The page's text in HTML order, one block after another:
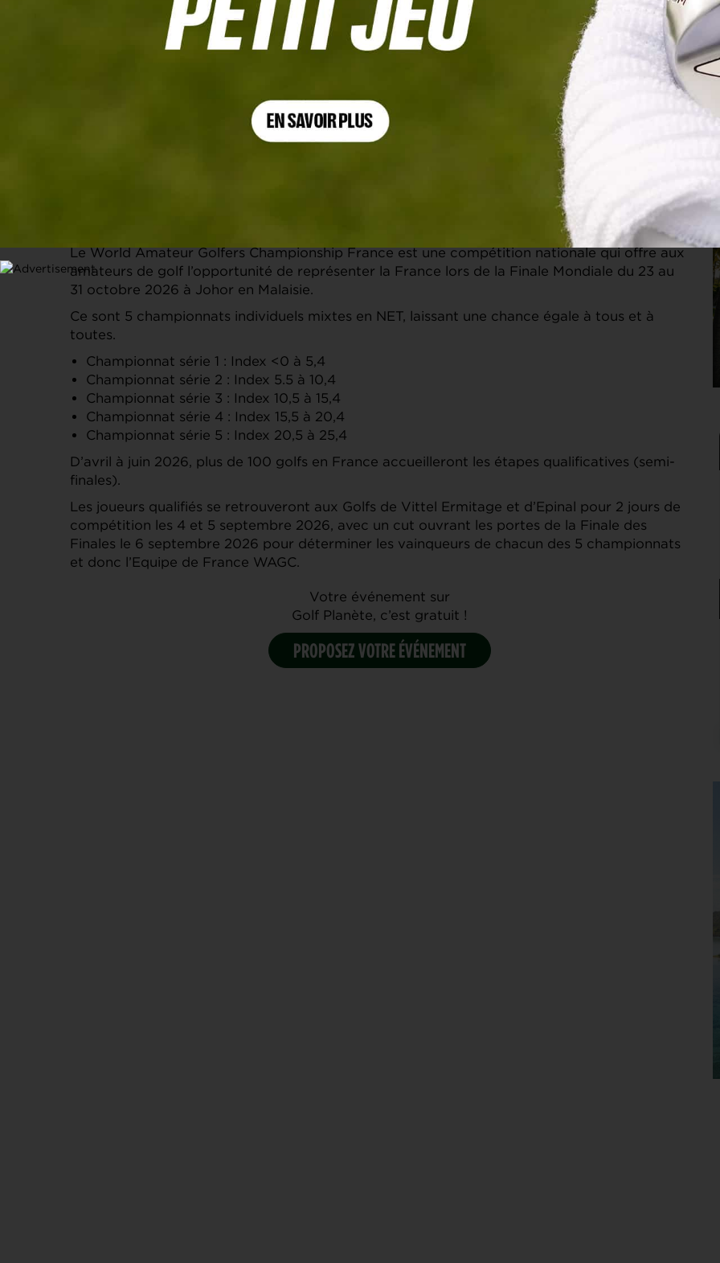
Qualifications pour le championnat WACG France 2026 Individuel
Le World Amateur Golfers Championship France est une compétition nationale qui offre aux
amateurs de golf l’opportunité de représenter la France lors de la Finale Mondiale du 23 au
31 octobre 2026 à Johor en Malaisie.
Ce sont 5 championnats individuels mixtes en NET, laissant une chance égale à tous et à
toutes.
Championnat série 1 : Index <0 à 5,4
Championnat série 2 : Index 5.5 à 10,4
Championnat série 3 : Index 10,5 à 15,4
Championnat série 4 : Index 15,5 à 20,4
Championnat série 5 : Index 20,5 à 25,4
D’avril à juin 2026, plus de 100 golfs en France accueilleront les étapes qualificatives (semi-
finales).
Les joueurs qualifiés se retrouveront aux Golfs de Vittel Ermitage et d’Epinal pour 2 jours de
compétition les 4 et 5 septembre 2026, avec un cut ouvrant les portes de la Finale des
Finales le 6 septembre 2026 pour déterminer les vainqueurs de chacun des 5 championnats
et donc l’Equipe de France WAGC.
Votre événement sur
Golf Planète, c’est gratuit !
PROPOSEZ VOTRE ÉVÉNEMENT